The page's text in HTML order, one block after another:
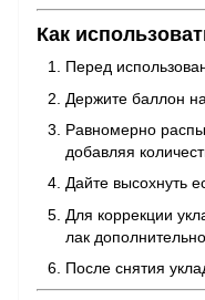
Как
Перед
Держите баллон
Равномерно
добавляя
Дайте высохнуть
Для коррекции
лак дополнительно.
После снятия